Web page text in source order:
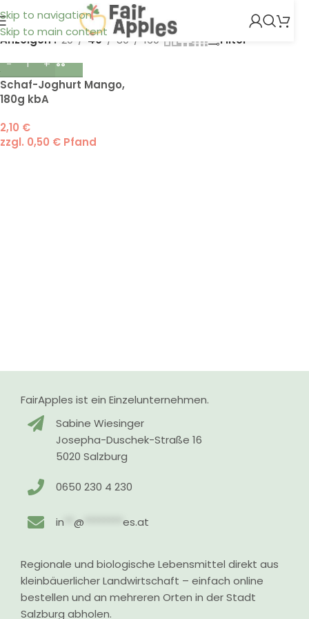
Skip to navigation
Skip to main content
Einzelnes Ergebnis wird angezeigt
Anzeigen 20 40 80 160 Filter
Schaf-Joghurt Mango,
180g kbA
2,10 €
zzgl. 0,50 € Pfand
FairApples ist ein Einzelunternehmen.
Sabine Wiesinger
Josepha-Duschek-Straße 16
5020 Salzburg
0650 230 4 230
in **@ ********es.at
Regionale und biologische Lebensmittel direkt aus
kleinbäuerlicher Landwirtschaft – einfach online
bestellen und an mehreren Orten in der Stadt
Salzburg abholen.